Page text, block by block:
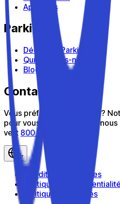
Appareils
Parkito
Découvrir Parkito
Qui sommes-nous
Blog
Contactez-nous
Vous préférez nous parler ?
pour vous aider : appelez-nous
vert 800 816 980
fr
Conditions générales
Politique de confidentialité
Politique de cookies